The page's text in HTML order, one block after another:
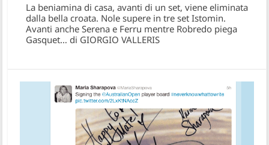
La beniamina di casa, avanti di un set, viene eliminata
dalla bella croata. Nole supere in tre set Istomin.
Avanti anche Serena e Ferru mentre Robredo piega
Gasquet… di GIORGIO VALLERIS